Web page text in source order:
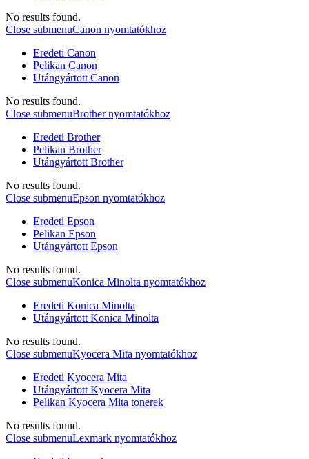
No results found.
Close submenuCanon nyomtatókhoz
Eredeti Canon
Pelikan Canon
Utángyártott Canon
No results found.
Close submenuBrother nyomtatókhoz
Eredeti Brother
Pelikan Brother
Utángyártott Brother
No results found.
Close submenuEpson nyomtatókhoz
Eredeti Epson
Pelikan Epson
Utángyártott Epson
No results found.
Close submenuKonica Minolta nyomtatókhoz
Eredeti Konica Minolta
Utángyártott Konica Minolta
No results found.
Close submenuKyocera Mita nyomtatókhoz
Eredeti Kyocera Mita
Utángyártott Kyocera Mita
Pelikan Kyocera Mita tonerek
No results found.
Close submenuLexmark nyomtatókhoz